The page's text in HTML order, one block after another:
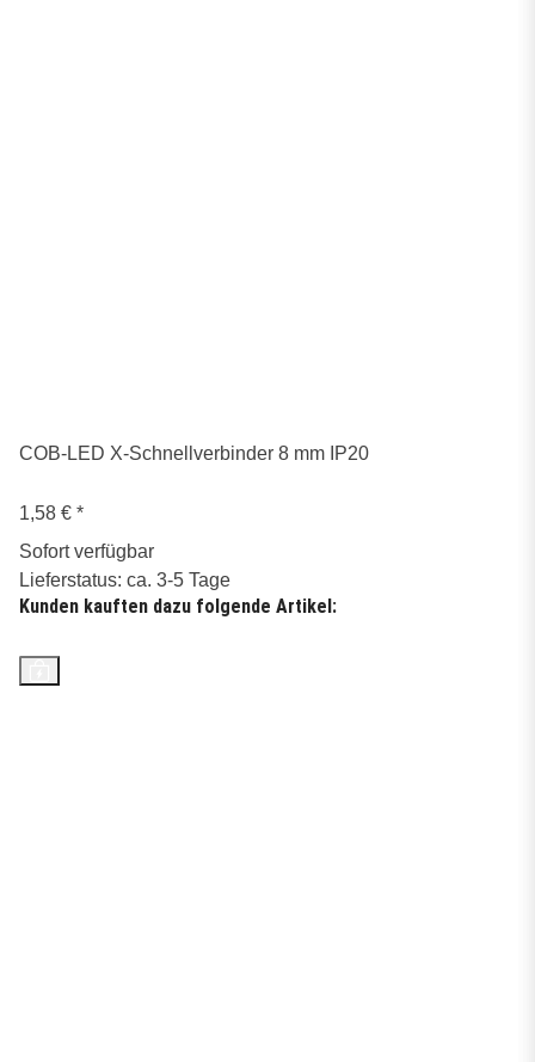
COB-LED X-Schnellverbinder 8 mm IP20
1,58 € *
Sofort verfügbar
Lieferstatus: ca. 3-5 Tage
Kunden kauften dazu folgende Artikel: